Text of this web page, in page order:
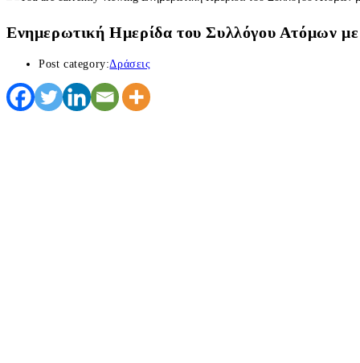
Ενημερωτική Ημερίδα του Συλλόγου Ατόμων
Post category:Δράσεις